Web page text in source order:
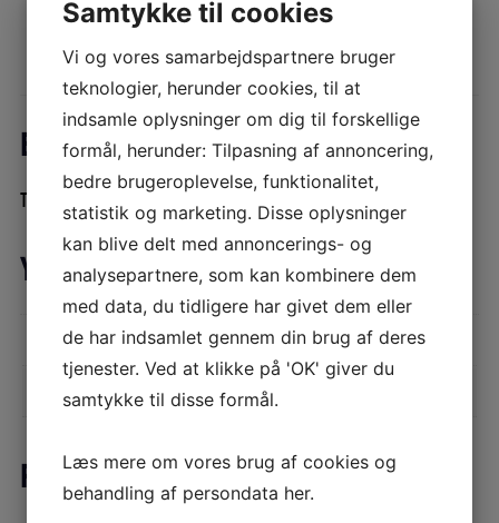
antal
Beskrivelse Yderligere information
Beskrivelse
Tragt plast Ø: 150 mm med flex tud 410 mm.
Yderligere information
Vægt 0,23 kg
Gl. varenummer P53.0127
Relaterede varer
Samtykke til cookies
Vi og vores samarbejdspartnere bruger
teknologier, herunder cookies, til at
indsamle oplysninger om dig til forskellige
formål, herunder: Tilpasning af annoncering,
bedre brugeroplevelse, funktionalitet,
statistik og marketing. Disse oplysninger
kan blive delt med annoncerings- og
analysepartnere, som kan kombinere dem
med data, du tidligere har givet dem eller
de har indsamlet gennem din brug af deres
tjenester. Ved at klikke på 'OK' giver du
samtykke til disse formål.
Læs mere om vores brug af cookies og
behandling af persondata her.